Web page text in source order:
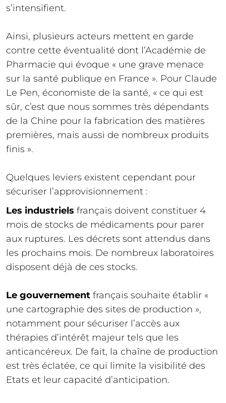
s’intensifient.
Ainsi, plusieurs acteurs mettent en garde
contre cette éventualité dont l’Académie de
Pharmacie qui évoque « une grave menace
sur la santé publique en France ». Pour Claude
Le Pen, économiste de la santé, « ce qui est
sûr, c’est que nous sommes très dépendants
de la Chine pour la fabrication des matières
premières, mais aussi de nombreux produits
finis ».
Quelques leviers existent cependant pour
sécuriser l’approvisionnement :
Les industriels français doivent constituer 4
mois de stocks de médicaments pour parer
aux ruptures. Les décrets sont attendus dans
les prochains mois. De nombreux laboratoires
disposent déjà de ces stocks.
Le gouvernement français souhaite établir «
une cartographie des sites de production »,
notamment pour sécuriser l’accès aux
thérapies d’intérêt majeur tels que les
anticancéreux. De fait, la chaîne de production
est très éclatée, ce qui limite la visibilité des
Etats et leur capacité d’anticipation.